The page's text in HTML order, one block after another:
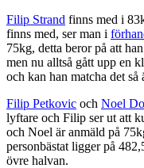
Filip Strand finns med i
finns med, ser man i
75kg, detta beror på att
men nu alltså gått upp en
och kan han matcha det
Filip Petkovic och Noel
lyftare och Filip ser ut att
och Noel är anmäld på
personbästat ligger på
övre halvan.